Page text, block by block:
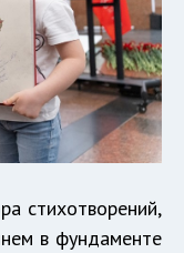
стихотворений,
в фундаменте